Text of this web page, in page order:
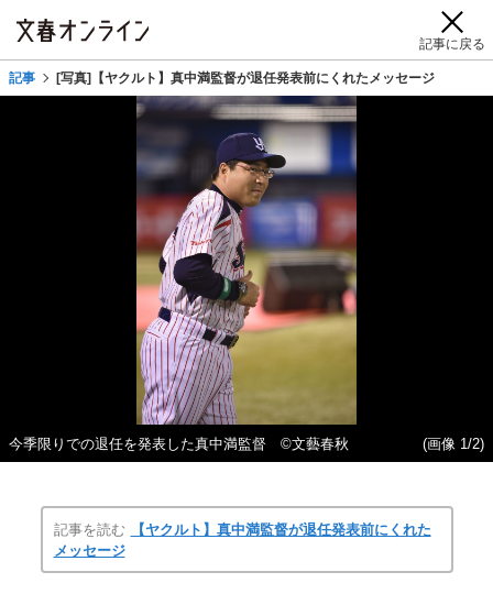
記事に戻る
記事 [写真]【ヤクルト】真中満監督が退任発表前にくれたメッセージ
今季限りでの退任を発表した真中満監督 ©文藝春秋 (画像 1/2)
記事を読む
【ヤクルト】真中満監督が退任発表前にくれた
メッセージ